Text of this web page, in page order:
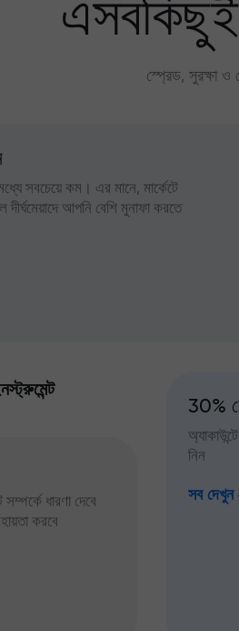
স্প্রেড, সুরক্ষা ও
সবচেয়ে কম। এর মানে, মার্কেটে
আপনি বেশি মুনাফা করতে
ধারণা দেবে
করবে
30%
নিন
সব দেখুন